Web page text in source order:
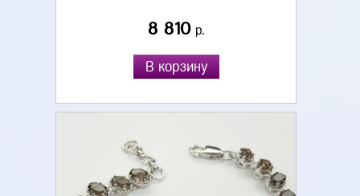
8 810р.
В корзину